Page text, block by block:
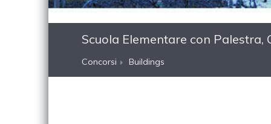
Scuola Elementare con Palestra,
Concorsi Buildings